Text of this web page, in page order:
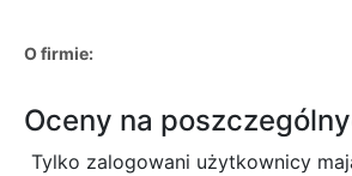
O firmie:
Oceny na
Tylko zalogowani użytkownicy